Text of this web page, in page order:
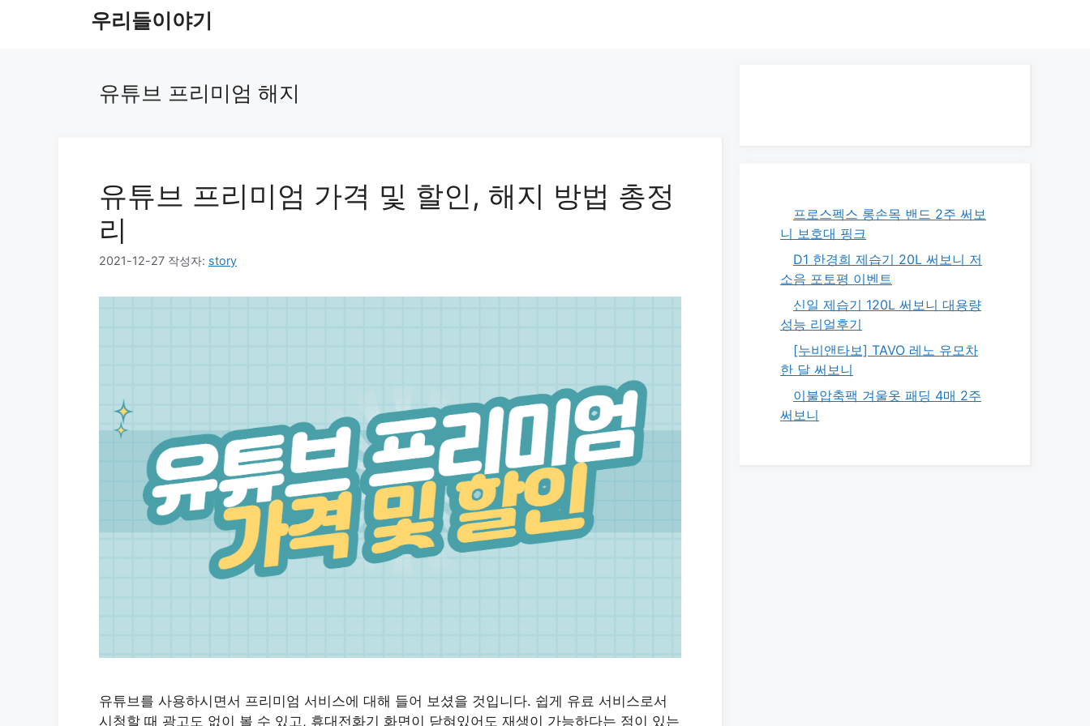
우리들이야기
유튜브 프리미엄 해지
유튜브 프리미엄 가격 및 할인, 해지 방법 총정
리
2021-12-27 작성자: story
유튜브를 사용하시면서 프리미엄 서비스에 대해 들어 보셨을 것입니다. 쉽게 유료 서비스로서
시청할 때 광고도 없이 볼 수 있고, 휴대전화기 화면이 닫혀있어도 재생이 가능하다는 점이 있는
프로스펙스 롱손목 밴드 2주 써보
니 보호대 핑크
D1 한경희 제습기 20L 써보니 저
소음 포토평 이벤트
신일 제습기 120L 써보니 대용량
성능 리얼후기
[누비앤타보] TAVO 레노 유모차
한 달 써보니
이불압축팩 겨울옷 패딩 4매 2주
써보니